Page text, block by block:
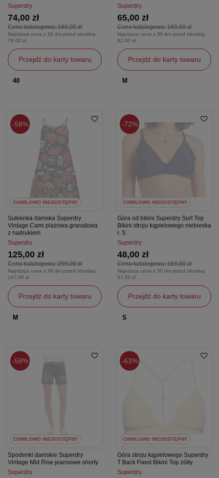
Superdry
Cena katalogowa:169,00 zł
74,00 zł
Najniższa cena z 30 dni przed obniżką:
79,00 zł
Przejdź do karty towaru
40
Superdry
Cena katalogowa:169,00 zł
65,00 zł
Najniższa cena z 30 dni przed obniżką:
82,00 zł
Przejdź do karty towaru
M
58%
CHWILOWO NIEDOSTĘPNY
Sukienka damska Superdry
Vintage Cami plażowa granatowa
z nadrukiem
Superdry
Cena katalogowa:299,00 zł
125,00 zł
Najniższa cena z 30 dni przed obniżką:
147,00 zł
Przejdź do karty towaru
M
72%
CHWILOWO NIEDOSTĘPNY
Góra od bikini Superdry Surt Top
Bikini stroju kąpielowego niebieska
r. S
Superdry
Cena katalogowa:169,00 zł
48,00 zł
Najniższa cena z 30 dni przed obniżką:
57,00 zł
Przejdź do karty towaru
S
58%
CHWILOWO NIEDOSTĘPNY
Spodenki damskie Superdry
Vintage Mid Rise jeansowe shorty
Superdry
63%
CHWILOWO NIEDOSTĘPNY
Góra stroju kąpielowego Superdry
T Back Fixed Bikini Top żółty
Superdry